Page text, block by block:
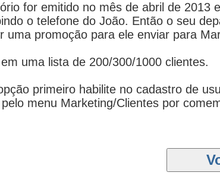
for emitido no mês de abril de 2013
o telefone do João. Então o seu
uma promoção para ele enviar para
uma lista de 200/300/1000 clientes.
primeiro habilite no cadastro de
menu Marketing/Clientes por